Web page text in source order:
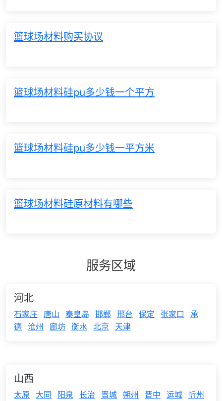
篮球场材料购买协议
篮球场材料硅pu多少钱一个平方
篮球场材料硅pu多少钱一平方米
篮球场材料硅原材料有哪些
服务区域
河北
石家庄 唐山 秦皇岛 邯郸 邢台 保定 张家口
承
德 沧州 廊坊 衡水 北京 天津
山西
太原 大同 阳泉 长治 晋城 朔州 晋中 运城 忻州